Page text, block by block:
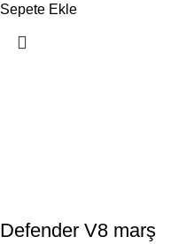
Sepete Ekle
Defender V8 marş